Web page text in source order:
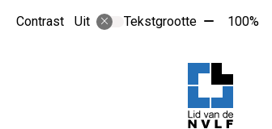
Contrast Uit Tekstgrootte Tekst
10%
100%